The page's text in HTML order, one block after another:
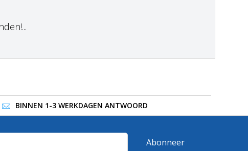
BINNEN 1-3 WERKDAGEN ANTWOORD
Abonneer